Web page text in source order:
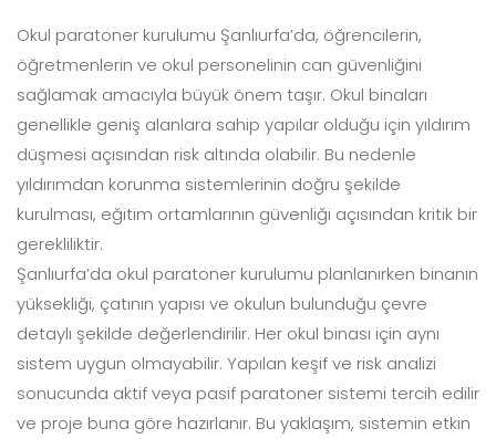
Okul paratoner kurulumu Şanlıurfa’da, öğrencilerin,
öğretmenlerin ve okul personelinin can güvenliğini
sağlamak amacıyla büyük önem taşır. Okul binaları
genellikle geniş alanlara sahip yapılar olduğu için yıldırım
düşmesi açısından risk altında olabilir. Bu nedenle
yıldırımdan korunma sistemlerinin doğru şekilde
kurulması, eğitim ortamlarının güvenliği açısından kritik bir
gerekliliktir.
Şanlıurfa’da okul paratoner kurulumu planlanırken binanın
yüksekliği, çatının yapısı ve okulun bulunduğu çevre
detaylı şekilde değerlendirilir. Her okul binası için aynı
sistem uygun olmayabilir. Yapılan keşif ve risk analizi
sonucunda aktif veya pasif paratoner sistemi tercih edilir
ve proje buna göre hazırlanır. Bu yaklaşım, sistemin etkin